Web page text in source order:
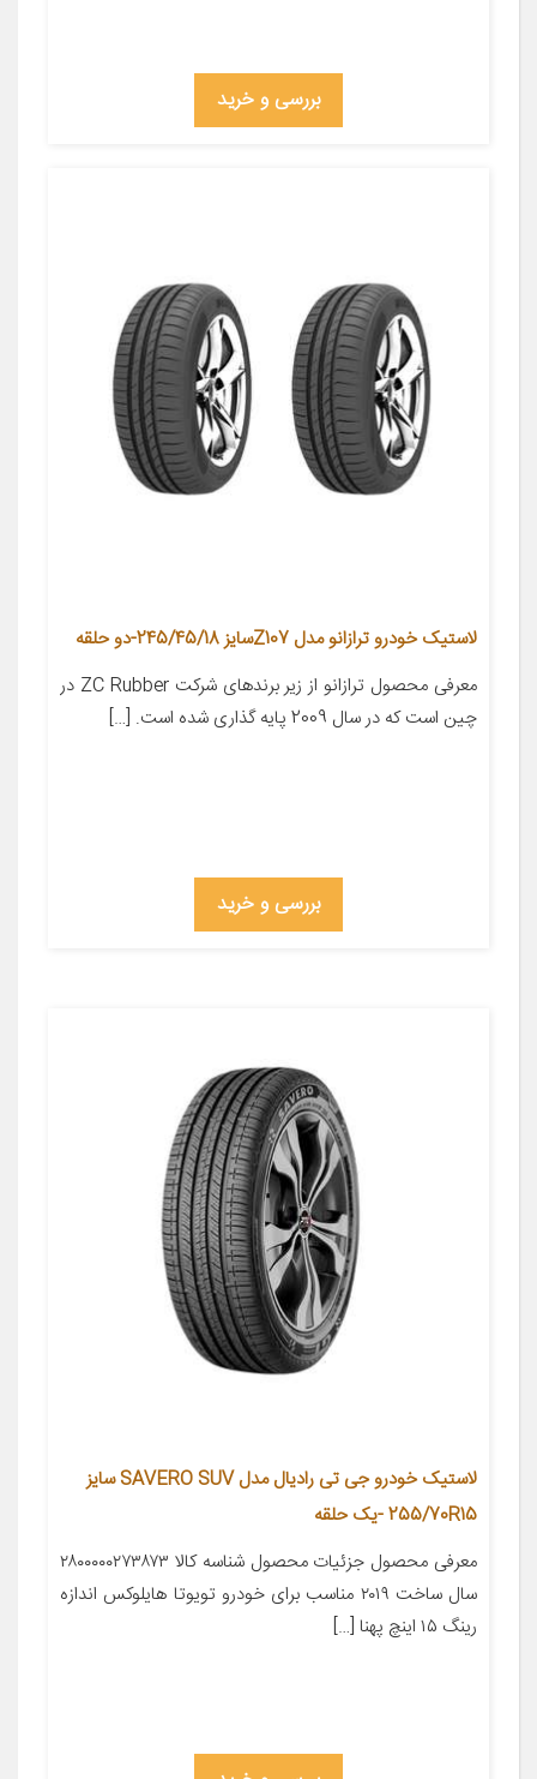
بررسی و خرید
لاستیک خودرو ترازانو مدل Z107سایز 245/45/18-دو حلقه
معرفی محصول ترازانو از زیر برندهای شرکت ZC Rubber در
چین است که در سال 2009 پایه گذاری شده است. […]
بررسی و خرید
لاستیک خودرو جی تی رادیال مدل SAVERO SUV سایز
255/70R15 -یک حلقه
معرفی محصول جزئیات محصول شناسه کالا ۲۸۰۰۰۰۰۲۷۳۸۷۳
سال ساخت ۲۰۱۹ مناسب برای خودرو تویوتا هایلوکس اندازه
رینگ ۱۵ اینچ پهنا […]